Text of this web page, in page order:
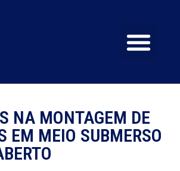
NA MONTAGEM DE
EM MEIO SUBMERSO